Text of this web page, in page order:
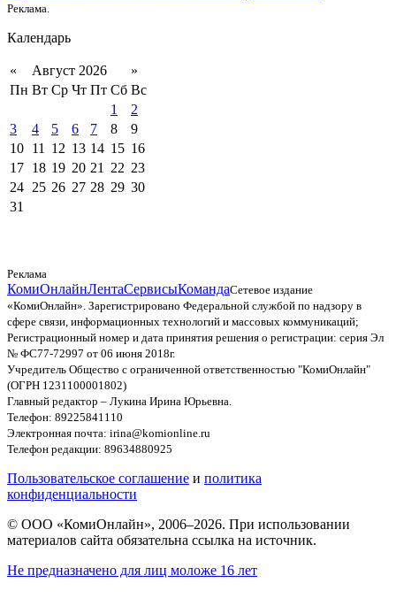
Реклама.
Календарь
« Август 2026
»
Пн Вт Ср Чт Пт Сб Вс
1
2
3
4 5 6 7 8
9
10 11 12 13 14 15 16
17 18 19 20 21 22 23
24 25 26 27 28 29 30
31
Реклама
КомиОнлайнЛентаСервисыКомандаСетевое издание
«КомиОнлайн». Зарегистрировано Федеральной службой по надзору в
сфере связи, информационных технологий и массовых коммуникаций;
Регистрационный номер и дата принятия решения о регистрации: серия Эл
№ ФС77-72997 от 06 июня 2018г.
Учредитель Общество с ограниченной ответственностью "КомиОнлайн"
(ОГРН 1231100001802)
Главный редактор – Лукина Ирина Юрьевна.
Телефон: 89225841110
Электронная почта: irina@komionline.ru
Телефон редакции: 89634880925
Пользовательское соглашение и политика
конфиденциальности
© ООО «КомиОнлайн», 2006–2026. При использовании
материалов сайта обязательна ссылка на источник.
Не предназначено для лиц моложе 16 лет